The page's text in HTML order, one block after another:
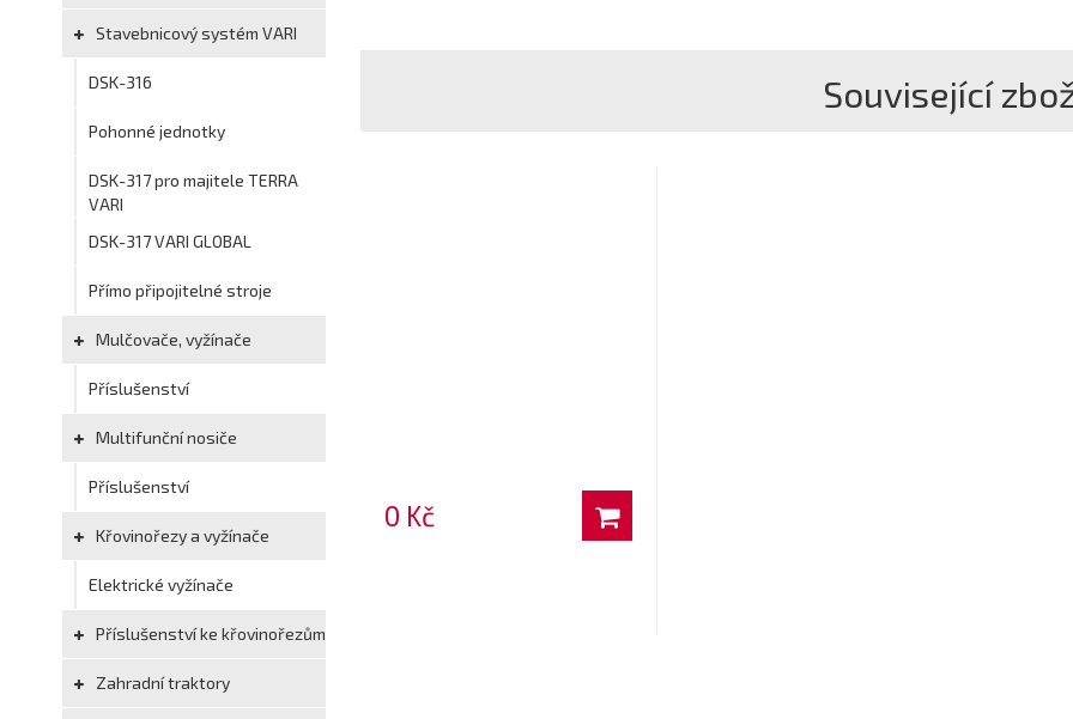
Stavebnicový systém VARI
DSK-316
Pohonné jednotky
DSK-317 pro majitele TERRA
VARI
DSK-317 VARI GLOBAL
Přímo připojitelné stroje
Mulčovače, vyžínače
Příslušenství
Multifunční nosiče
Příslušenství
Křovinořezy a vyžínače
Elektrické vyžínače
Příslušenství ke křovinořezům
Zahradní traktory
Související
0 Kč